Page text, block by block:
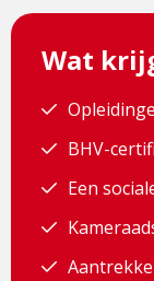
Wat
BHV-
Een